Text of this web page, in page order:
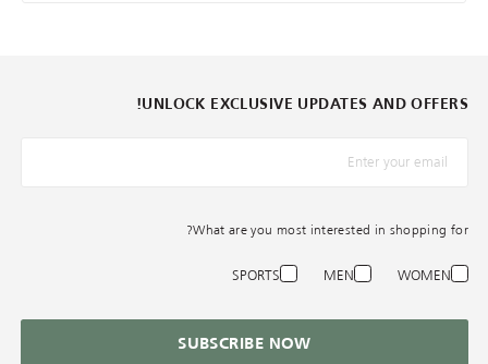
UNLOCK EXCLUSIVE UPDATES AND OFFERS!
*البريد الإلكترونيّ
What are you most interested in shopping for?
WOMEN
MEN
SPORTS
SUBSCRIBE NOW